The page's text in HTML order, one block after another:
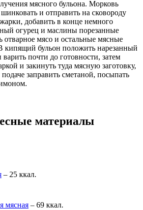
мясного бульона. Морковь
и отправить на сковороду
добавить в конце немного
огурец и маслины порезанные
отварное мясо и остальные мясные
кипящий бульон положить нарезанный
почти до готовности, затем
и закинуть туда мясную заготовку,
заправить сметаной, посыпать
материалы
– 25 ккал.
мясная – 69 ккал.